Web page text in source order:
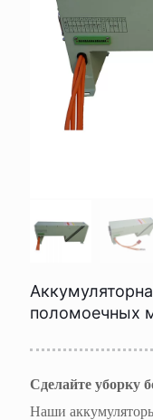
поломоечных
Сделайте уборку
Наши